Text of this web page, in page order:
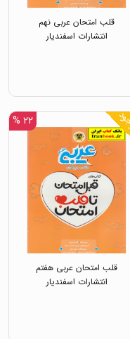
قلب امتحان عربی نهم
انتشارات اسفندیار
۲۲ %
قلب امتحان عربی هفتم
انتشارات اسفندیار